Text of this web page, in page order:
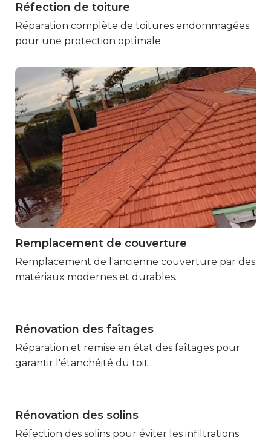
Réfection de toiture
Réparation complète de toitures endommagées
pour une protection optimale.
Remplacement de couverture
Remplacement de l'ancienne couverture par des
matériaux modernes et durables.
Rénovation des faîtages
Réparation et remise en état des faîtages pour
garantir l'étanchéité du toit.
Rénovation des solins
Réfection des solins pour éviter les infiltrations